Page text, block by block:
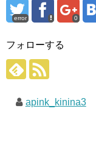
error 0
フォローする
apink_kinina3